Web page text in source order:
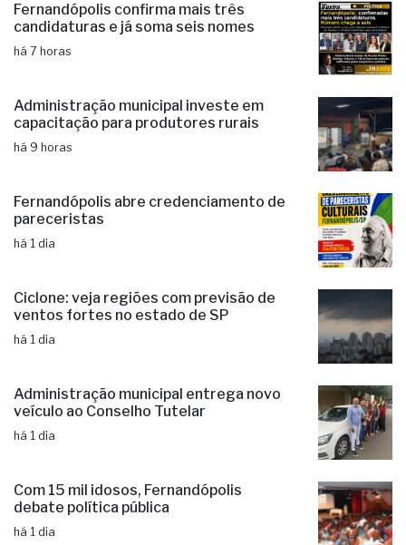
Fernandópolis confirma mais três
candidaturas e já soma seis nomes
há 7 horas
Administração municipal investe em
capacitação para produtores rurais
há 9 horas
Fernandópolis abre credenciamento de
pareceristas
há 1 dia
Ciclone: veja regiões com previsão de
ventos fortes no estado de SP
há 1 dia
Administração municipal entrega novo
veículo ao Conselho Tutelar
há 1 dia
Com 15 mil idosos, Fernandópolis
debate política pública
há 1 dia